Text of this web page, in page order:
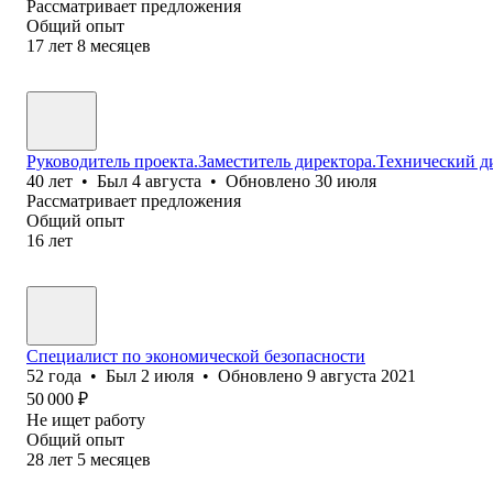
Рассматривает предложения
Общий опыт
17 лет 8 месяцев
Руководитель проекта.Заместитель директора.Технический
40 лет • Был 4 августа • Обновлено 30 июля
Рассматривает предложения
Общий опыт
16 лет
Специалист по экономической безопасности
52 года • Был 2 июля • Обновлено 9 августа 2021
50 000 ₽
Не ищет работу
Общий опыт
28 лет 5 месяцев